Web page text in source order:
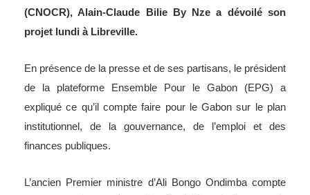
(CNOCR), Alain-Claude Bilie By Nze a dévoilé son
projet lundi à Libreville.
En présence de la presse et de ses partisans, le président
de la plateforme Ensemble Pour le Gabon (EPG) a
expliqué ce qu’il compte faire pour le Gabon sur le plan
institutionnel, de la gouvernance, de l’emploi et des
finances publiques.
L’ancien Premier ministre d’Ali Bongo Ondimba compte